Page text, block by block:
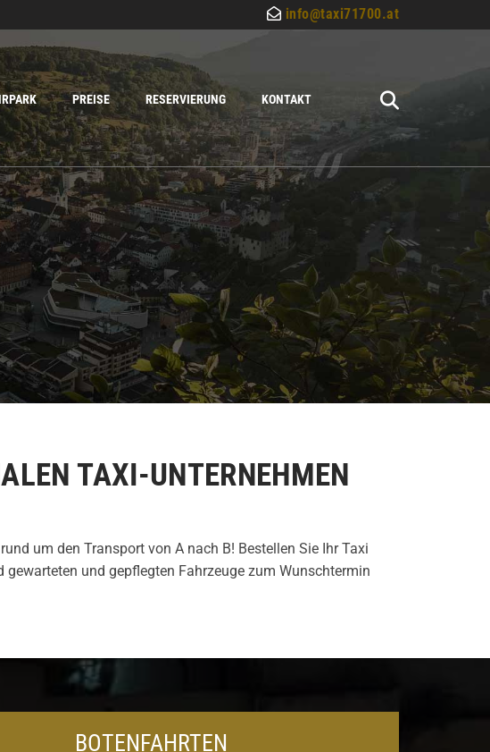
 info@taxi71700.at
PREISE RESERVIERUNG KONTAKT
TAXI-UNTERNEHMEN
um den Transport von A nach B! Bestellen Sie Ihr Taxi
und gepflegten Fahrzeuge zum Wunschtermin
BOTENFAHRTEN